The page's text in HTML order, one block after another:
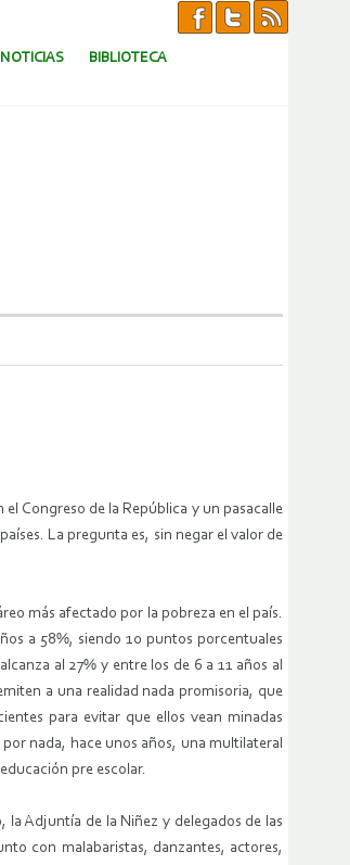
NOTICIAS BIBLIOTECA
Congreso de la República y un pasacalle
La pregunta es, sin negar el valor de
más afectado por la pobreza en el país.
a 58%, siendo 10 puntos porcentuales
al 27% y entre los de 6 a 11 años al
a una realidad nada promisoria, que
para evitar que ellos vean minadas
nada, hace unos años, una multilateral
pre escolar.
Adjuntía de la Niñez y delegados de las
con malabaristas, danzantes, actores,